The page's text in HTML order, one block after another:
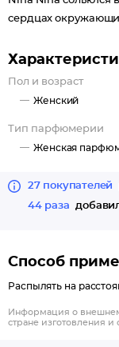
сердцах
Пол и возраст
Женский
Тип парфюмерии
Женская
27 покупателей
44 раза
Способ
Распылять на
Информация о внешнем
стране изготовления и